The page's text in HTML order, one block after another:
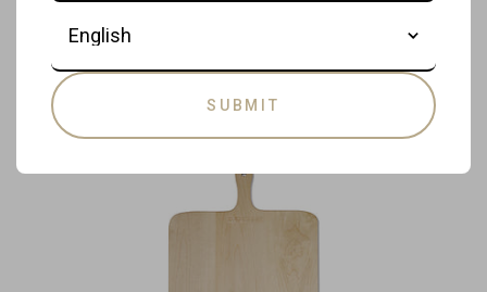
ONTDEK PRODUCT
SUBMIT